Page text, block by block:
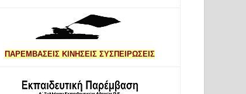
ΠΑΡΕΜΒΑΣΕΙΣ ΚΙΝΗΣΕΙΣ ΣΥΣΠΕΙΡΩΣΕΙΣ